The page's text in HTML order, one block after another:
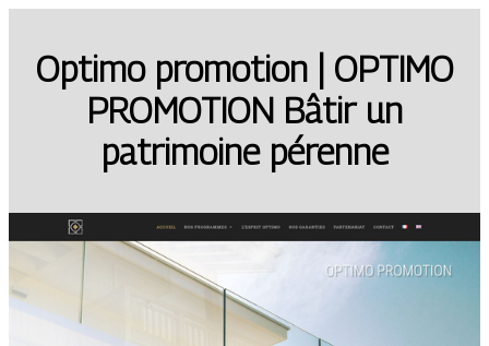
Optimo promotion | OPTIMO
PROMOTION Bâtir un
patrimoine pérenne